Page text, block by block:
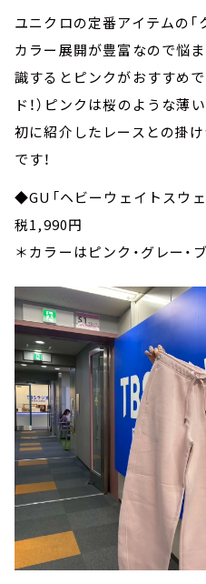
ユニクロの定番アイテムの「
カラー展開が豊富なので悩
識するとピンクがおすすめで
ド！）ピンクは桜のような薄
初に紹介したレースとの掛
です！
◆GU「ヘビーウェイトスウ
税1,990円
＊カラーはピンク・グレー・